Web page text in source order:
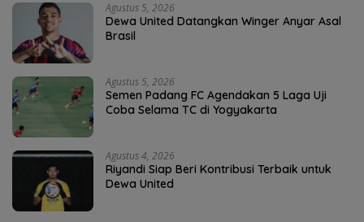
Agustus 5, 2026
Dewa United Datangkan Winger Anyar Asal
Brasil
Agustus 5, 2026
Semen Padang FC Agendakan 5 Laga Uji
Coba Selama TC di Yogyakarta
Agustus 4, 2026
Riyandi Siap Beri Kontribusi Terbaik untuk
Dewa United